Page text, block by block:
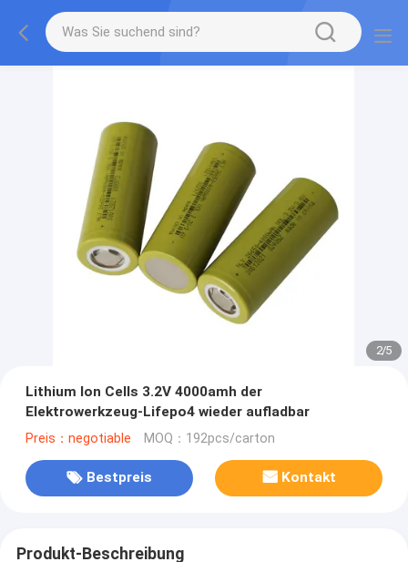
2/5
Lithium Ion Cells 3.2V 4000amh der
Elektrowerkzeug-Lifepo4 wieder aufladbar
Preis：negotiable MOQ：192pcs/carton
Bestpreis Kontakt
Produkt-Beschreibung